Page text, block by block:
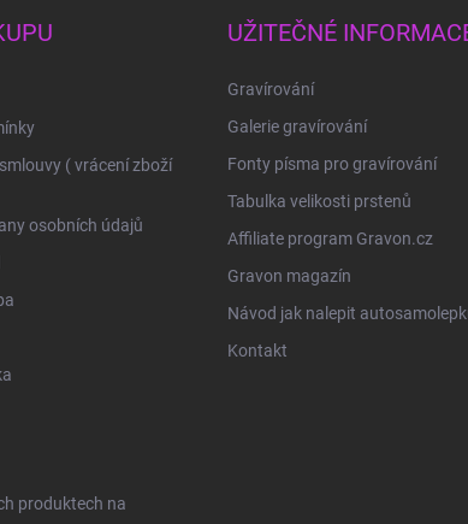
( vrácení zboží
osobních údajů
UŽITEČNÉ
Gravírování
Galerie gravírování
Fonty písma pro gravírování
Tabulka velikosti prstenů
Affiliate program Gravon.cz
Gravon magazín
Návod jak nalepit
Kontakt
produktech na